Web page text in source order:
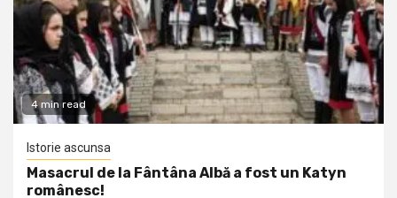
4 min read
Istorie ascunsa
Masacrul de la Fântâna Albă a fost un Katyn
românesc!